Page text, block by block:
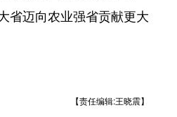
省迈向农业强省贡献更大
【责任编辑:王晓震】